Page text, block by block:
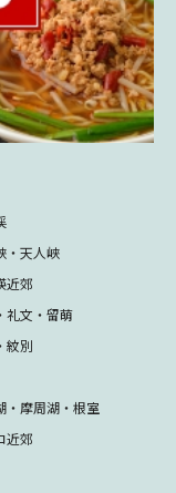
・天人峡
近郊
礼文・留萌
紋別
・摩周湖・根室
近郊